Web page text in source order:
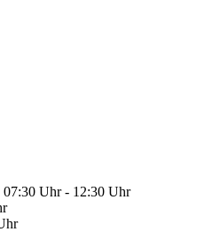
Uhr - 12:30 Uhr